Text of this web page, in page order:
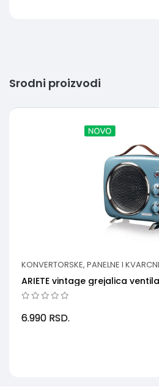
Srodni proizvodi
KONVERTORSKE, PANELNE I
ARIETE vintage grejalica
6.990 RSD.